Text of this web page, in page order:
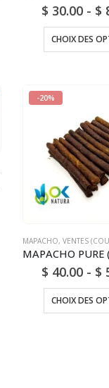
$ 30.00 - $
CHOIX DES
-20%
MAPACHO, VENTES
$ 40.00 - $
CHOIX DES